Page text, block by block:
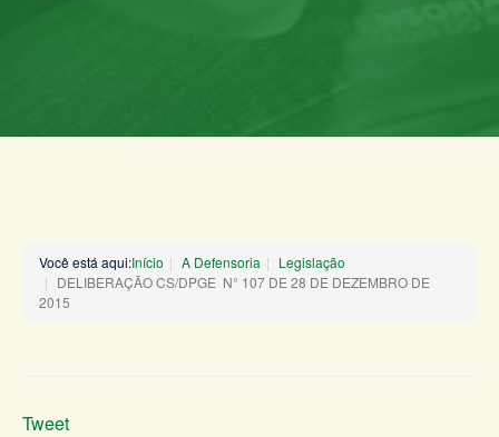
Você está aqui:Início A Defensoria
Legislação
DELIBERAÇÃO CS/DPGE N° 107 DE 28 DE DEZEMBRO DE
2015
Tweet